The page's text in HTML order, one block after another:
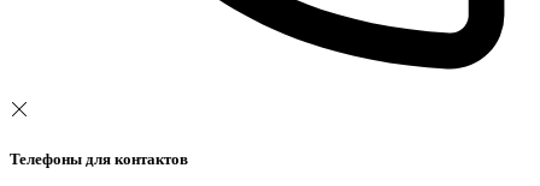
Телефоны для контактов